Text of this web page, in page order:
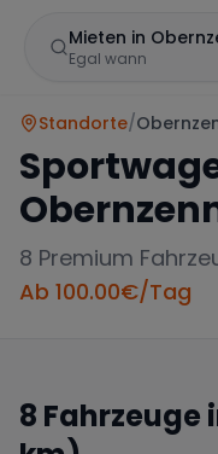
Mieten in
Egal wann
Standorte/
8 Premium
Ab 100.00€/Tag
8 Fahrzeuge